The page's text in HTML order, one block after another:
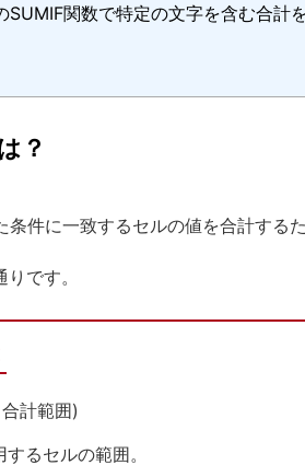
SUMIF関数で特定の文字を含む合計
？
件に一致するセルの値を合計する
です。
計範囲)
るセルの範囲。